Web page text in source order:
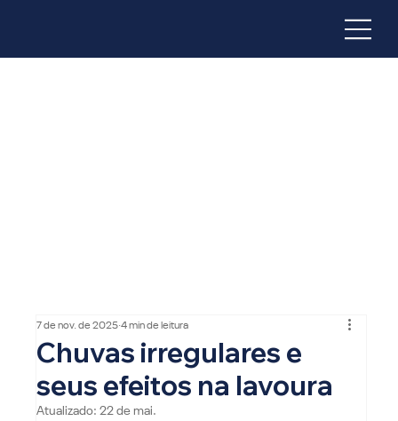
Chuvas irregulares e
seus efeitos na lavoura
7 de nov. de 2025 4 min de leitura
Atualizado: 22 de mai.